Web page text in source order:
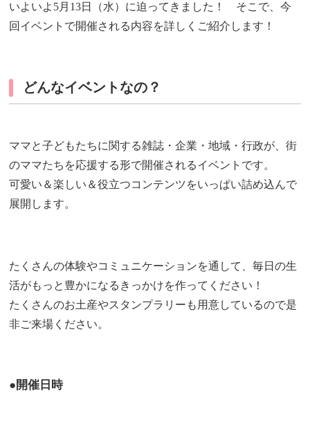
いよいよ5月13日（水）に迫ってきました！ そこで、今
回イベントで開催される内容を詳しくご紹介します！
どんなイベントなの？
ママと子どもたちに関する雑誌・企業・地域・行政が、街
のママたちを応援する形で開催されるイベントです。
可愛い＆楽しい＆役立つコンテンツをいっぱい詰め込んで
展開します。
たくさんの体験やコミュニケーションを通して、毎日の生
活がもっと豊かになるきっかけを作ってください！
たくさんのお土産やスタンプラリーも用意しているので是
非ご来場ください。
●開催日時